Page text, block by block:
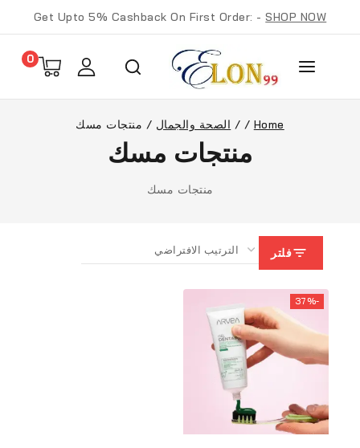
Get Upto 5% Cashback On First Order: -SHOP NOW
0
Home
/
/ الصحة والجمال / منتجات مسك
منتجات مسك
منتجات مسك
فلتر
-37%